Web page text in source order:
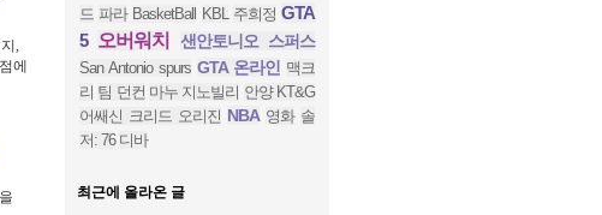
,
에
드 파라 BasketBall KBL 주희정 GTA
5 오버워치 샌안토니오 스퍼스
San Antonio spurs GTA 온라인 맥크
리 팀 던컨 마누 지노빌리 안양 KT&G
어쌔신 크리드 오리진 NBA 영화 솔
저: 76 디바
최근에 올라온 글